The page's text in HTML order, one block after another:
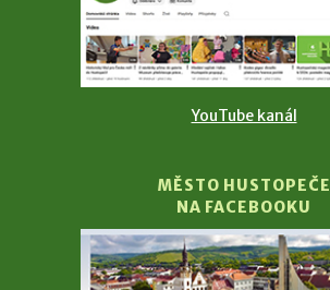
YouTube kanál
MĚSTO HUSTOPEČE
NA FACEBOOKU